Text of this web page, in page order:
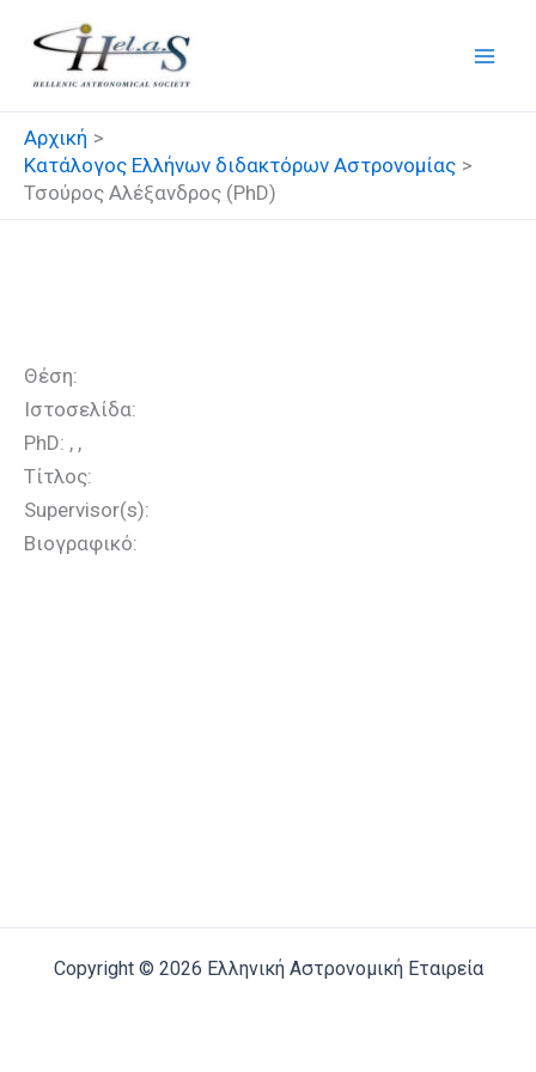
στο
περιεχόμενο
Αρχική
Κατάλογος Ελλήνων διδακτόρων Αστρονομίας
Τσούρος Αλέξανδρος (PhD)
Θέση:
Ιστοσελίδα:
PhD: , ,
Τίτλος:
Supervisor(s):
Βιογραφικό:
Copyright © 2026 Ελληνική Αστρονομική Εταιρεία